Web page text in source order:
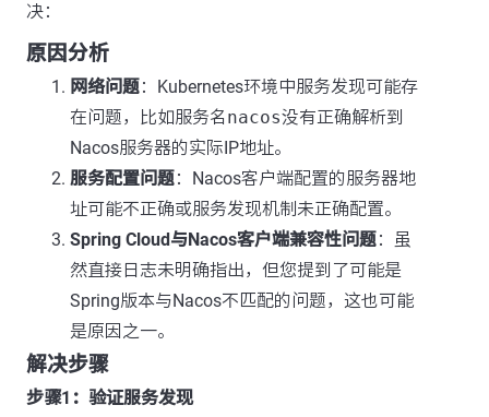
决：
原因分析
网络问题：Kubernetes环境中服务发现可能存
在问题，比如服务名 nacos没有正确解析到
Nacos服务器的实际IP地址。
服务配置问题：Nacos客户端配置的服务器地
址可能不正确或服务发现机制未正确配置。
Spring Cloud与Nacos客户端兼容性问题：虽
然直接日志未明确指出，但您提到了可能是
Spring版本与Nacos不匹配的问题，这也可能
是原因之一。
解决步骤
步骤1：验证服务发现